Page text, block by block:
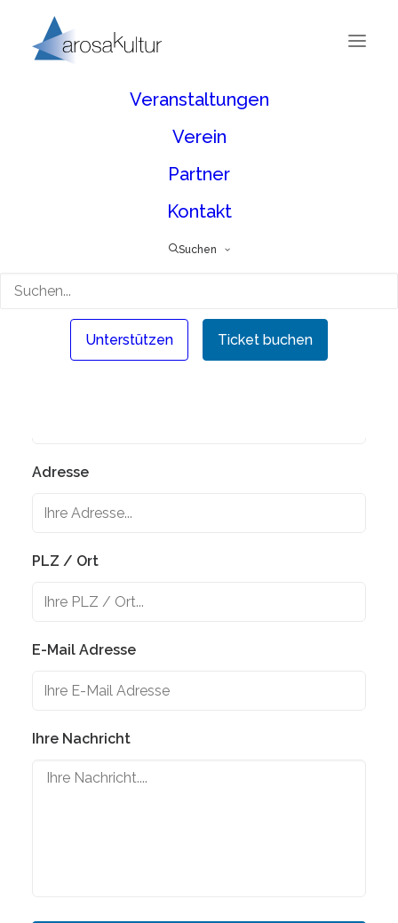
Veranstaltungen
Verein
Partner
Kontakt
Unterstützen Ticket buchen
Suchen
den Musik-Kurswochen Arosa
Newsletter jeweils im Januar
Vorname
Adresse
PLZ / Ort
E-Mail Adresse
Ihre Nachricht